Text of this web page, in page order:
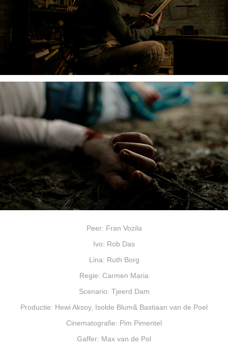
Peer: Fran Vozila
Ivo: Rob Das
Lina: Ruth Borg
Regie: Carmen Maria
Scenario: Tjeerd Dam
Productie: Hewi Aksoy, Isolde Blum& Bastiaan van de Poel
Cinematografie: Pim Pimentel
Gaffer: Max van de Pol